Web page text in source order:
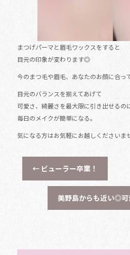
まつげパーマと眉毛ワックスをすると
目元の印象が変わります◎
今のまつ毛や眉毛、あなたのお顔に合っ
目元のバランスを揃えてあげて
可愛さ、綺麗さを最大限に引き出せるの
毎日のメイクが簡単になる。
気になる方はお気軽にお越しくださいま
←ビューラー卒業！
美野島からも近い◎